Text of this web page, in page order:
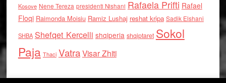
Kosove Nene Tereza presidenti Nishani Rafaela Prifti Rafael
Floqi Raimonda Moisiu Ramiz Lushaj reshat kripa Sadik Elshani
SHBA Shefqet Kercelli shqiperia shqiptaret Sokol
Paja Thaci VatraVisar Zhiti